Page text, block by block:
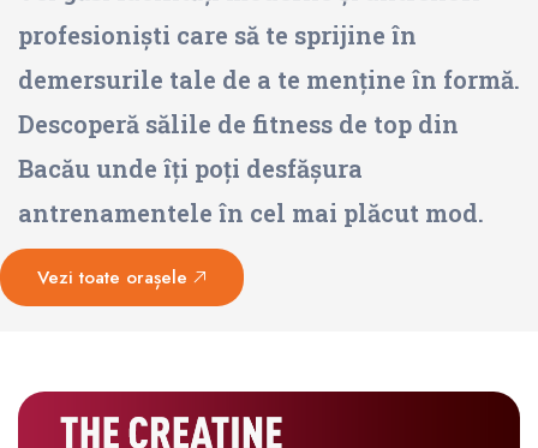
profesioniști care să te sprijine în
demersurile tale de a te menține în formă.
Descoperă sălile de fitness de top din
Bacău unde îți poți desfășura
antrenamentele în cel mai plăcut mod.
Vezi toate orașele